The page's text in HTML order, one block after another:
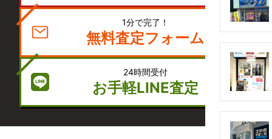
1分で完了！
無料査定フォーム
24時間受付
お手軽LINE査定